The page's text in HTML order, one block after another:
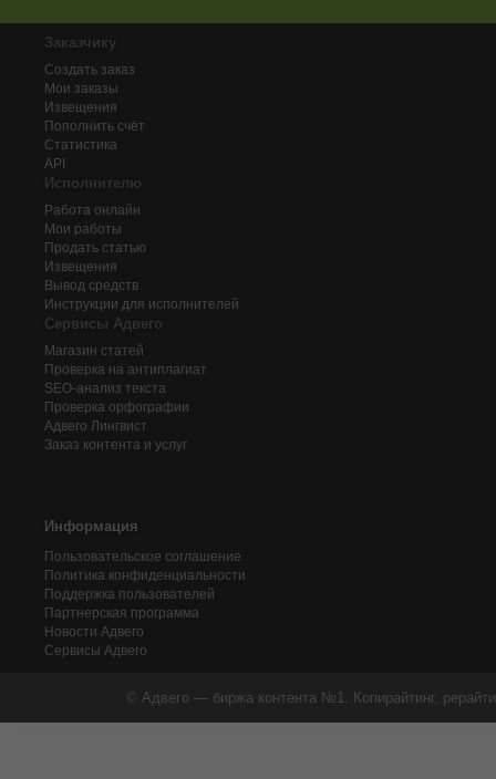
Заказчику
Создать заказ
Мои заказы
Извещения
Пополнить счёт
Статистика
API
Исполнителю
Работа онлайн
Мои работы
Продать статью
Извещения
Вывод средств
Инструкции для исполнителей
Сервисы Адвего
Магазин статей
Проверка на антиплагиат
SEO-анализ текста
Проверка орфографии
Адвего Лингвист
Заказ контента и услуг
Информация
Пользовательское соглашение
Политика конфиденциальности
Поддержка пользователей
Партнерская программа
Новости Адвего
Сервисы Адвего
© Адвего — биржа контента №1. Копирайтинг,